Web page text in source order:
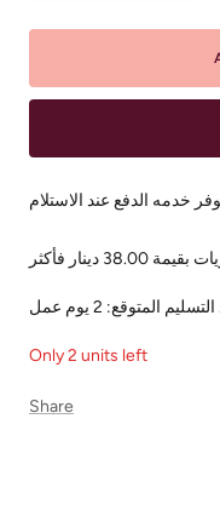
خدمه الدفع عند الاستلام
دينار فأكثر
Only 2 units left
Share